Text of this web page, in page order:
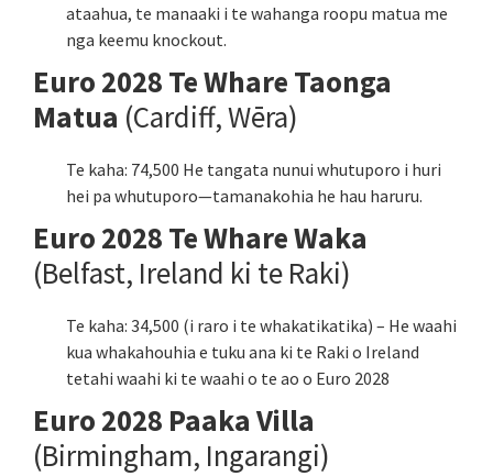
ataahua, te manaaki i te wahanga roopu matua me
nga keemu knockout.
Euro 2028 Te Whare Taonga
Matua (Cardiff, Wēra)
Te kaha: 74,500 He tangata nunui whutuporo i huri
hei pa whutuporo—tamanakohia he hau haruru.
Euro 2028 Te Whare Waka
(Belfast, Ireland ki te Raki)
Te kaha: 34,500 (i raro i te whakatikatika) – He waahi
kua whakahouhia e tuku ana ki te Raki o Ireland
tetahi waahi ki te waahi o te ao o Euro 2028
Euro 2028 Paaka Villa
(Birmingham, Ingarangi)